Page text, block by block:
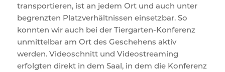
transportieren, ist an jedem Ort und auch unter
begrenzten Platzverhältnissen einsetzbar. So
konnten wir auch bei der Tiergarten-Konferenz
unmittelbar am Ort des Geschehens aktiv
werden. Videoschnitt und Videostreaming
erfolgten direkt in dem Saal, in dem die Konferenz